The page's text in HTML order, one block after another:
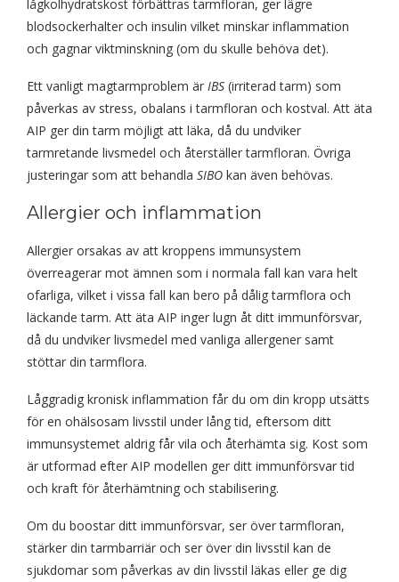
lågkolhydratskost förbättras tarmfloran, ger lägre
blodsockerhalter och insulin vilket minskar inflammation
och gagnar viktminskning (om du skulle behöva det).
Ett vanligt magtarmproblem är IBS (irriterad tarm) som
påverkas av stress, obalans i tarmfloran och kostval. Att äta
AIP ger din tarm möjligt att läka, då du undviker
tarmretande livsmedel och återställer tarmfloran. Övriga
justeringar som att behandla SIBO kan även behövas.
Allergier och inflammation
Allergier orsakas av att kroppens immunsystem
överreagerar mot ämnen som i normala fall kan vara helt
ofarliga, vilket i vissa fall kan bero på dålig tarmflora och
läckande tarm. Att äta AIP inger lugn åt ditt immunförsvar,
då du undviker livsmedel med vanliga allergener samt
stöttar din tarmflora.
Låggradig kronisk inflammation får du om din kropp utsätts
för en ohälsosam livsstil under lång tid, eftersom ditt
immunsystemet aldrig får vila och återhämta sig. Kost som
är utformad efter AIP modellen ger ditt immunförsvar tid
och kraft för återhämtning och stabilisering.
Om du boostar ditt immunförsvar, ser över tarmfloran,
stärker din tarmbarriär och ser över din livsstil kan de
sjukdomar som påverkas av din livsstil läkas eller ge dig